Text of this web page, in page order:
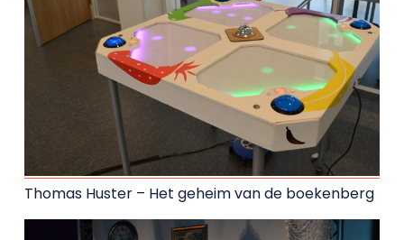
Thomas Huster – Het geheim van de boekenberg